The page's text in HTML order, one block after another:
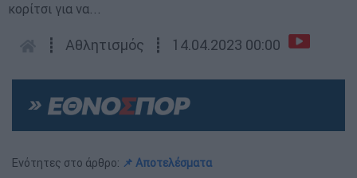
κορίτσι για να...
┋ Αθλητισμός ┋ 14.04.2023 00:00
Ενότητες στο άρθρο: 📌 Αποτελέσματα